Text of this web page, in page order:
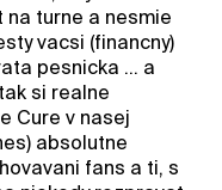
na turne a nesmie
vacsi (financny)
pesnicka ... a
si realne
Cure v nasej
absolutne
fans a ti, s